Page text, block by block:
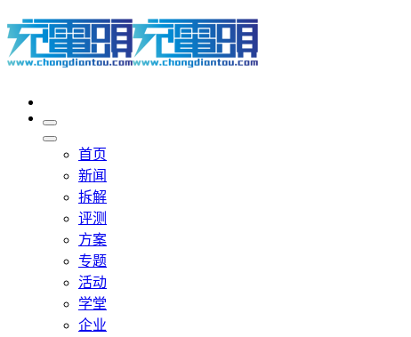
首页
新闻
拆解
评测
方案
专题
活动
学堂
企业